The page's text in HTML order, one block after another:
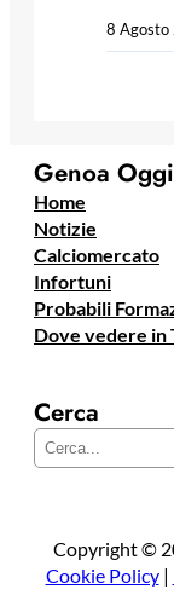
8 Agosto
Genoa Oggi
Home
Notizie
Calciomercato
Infortuni
Probabili
Dove vedere in
Cerca
Copyright ©
Cookie Policy|